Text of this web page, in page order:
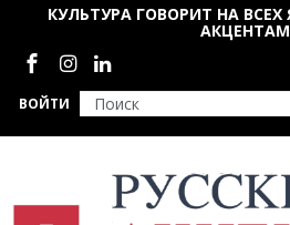
Перейти к основному содержанию
ВОЙТИ
КУЛЬТУРА ГОВОРИТ НА
Социальные сети